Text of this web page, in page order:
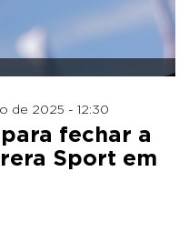
de 2025 - 12:30
fechar a
Sport em